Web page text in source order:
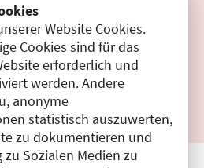
Website Cookies.
Cookies sind für das
erforderlich und
werden. Andere
anonyme
statistisch auszuwerten,
zu dokumentieren und
Sozialen Medien zu